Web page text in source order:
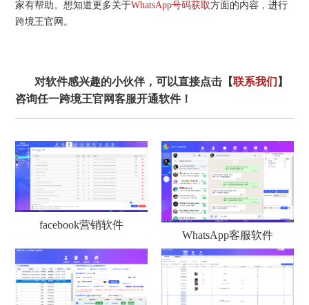
家有帮助。想知道更多关于WhatsApp号码获取方面的内容，进行
跨境王官网。
对软件感兴趣的小伙伴，可以直接点击【联系我们 】
咨询任一跨境王官网客服开通软件！
facebook营销软件
WhatsApp客服软件